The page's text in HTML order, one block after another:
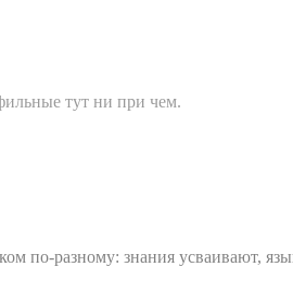
тут ни при чем.
по-разному: знания усваивают,